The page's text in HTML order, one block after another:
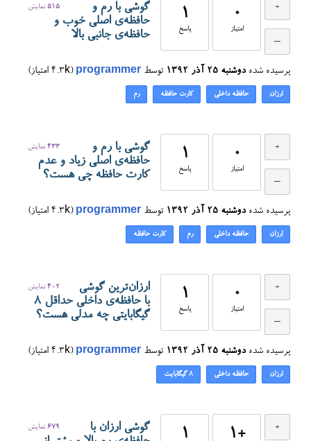
0
امتیاز
1
پاسخ
515 نمایش
گوشی با رم و
حافظه‌ی اصلی خوب و
حافظه‌ی جانبی بالا
پرسیده شده دوشنبه ۲۵ آذر ۱۳۹۲ توسط programmer
(
4.3k امتیاز)
ارزان حافظه داخلی کارت حافظه رم
0
امتیاز
1
پاسخ
433 نمایش
گوشی با رم و
حافظه‌ی اصلی زیاد و عدم
کارت حافظه چی هست؟
پرسیده شده دوشنبه ۲۵ آذر ۱۳۹۲ توسط programmer
(
4.3k امتیاز)
ارزان حافظه داخلی رم کارت حافظه
0
امتیاز
1
پاسخ
402 نمایش
ارزان‌ترین گوشی
با حافظه‌ی داخلی حداقل ۸
گیگابایتی چه مدلی هست؟
پرسیده شده دوشنبه ۲۵ آذر ۱۳۹۲ توسط programmer
(
4.3k امتیاز)
ارزان حافظه داخلی ۸ گیگابایت
+1
1
679 نمایش
گوشی ارزان با